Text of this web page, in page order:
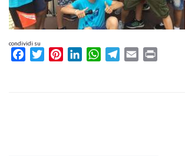
condividi su
FacebookTwitterPinterestLinkedInWhatsAppTelegram
Email